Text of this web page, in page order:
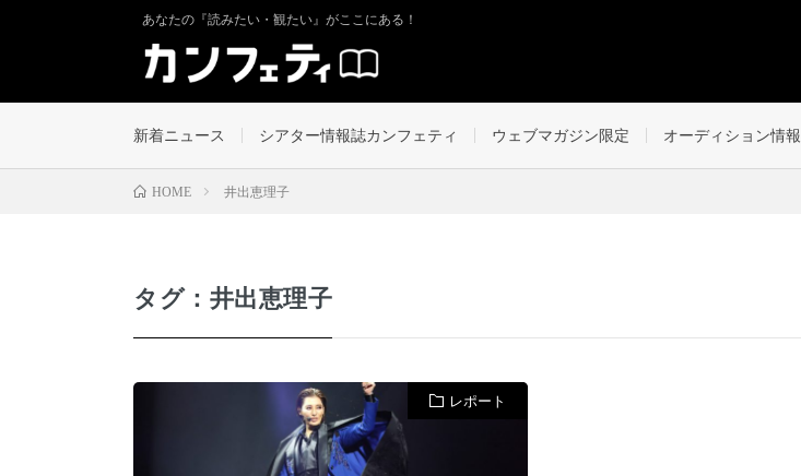
あなたの『読みたい・観たい』がここにある！
新着ニュース シアター情報誌カンフェティ ウェブマガジン限定 オーディション情報
HOME 井出恵理子
タグ：井出恵理子
レポート